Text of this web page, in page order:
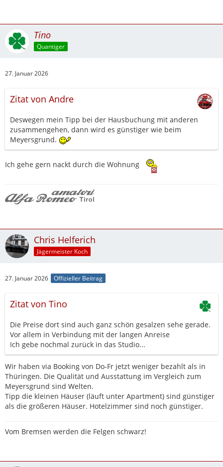
Tino
Quantiger
27. Januar 2026
Zitat von Andre
Deswegen mein Tipp bei der Hausbuchung mit anderen
zusammengehen, dann wird es günstiger wie beim
Meyersgrund.
Ich gehe gern nackt durch die Wohnung
Chris Helferich
Jägermeister Koch
27. Januar 2026 Offizieller Beitrag
Zitat von Tino
Die Preise dort sind auch ganz schön gesalzen sehe gerade.
Vor allem in Verbindung mit der langen Anreise
Ich gebe nochmal zurück in das Studio...
Wir haben via Booking von Do-Fr jetzt weniger bezahlt als in
Thüringen. Die Qualität und Ausstattung im Vergleich zum
Meyersgrund sind Welten.
Tipp die kleinen Häuser (läuft unter Apartment) sind günstiger
als die größeren Häuser. Hotelzimmer sind noch günstiger.
Vom Bremsen werden die Felgen schwarz!